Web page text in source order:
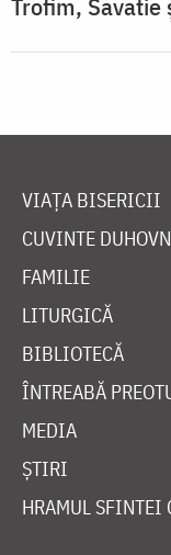
Trofim,
VIAȚA BISERICII
CUVINTE
FAMILIE
LITURGICĂ
BIBLIOTECĂ
ÎNTREABĂ
MEDIA
ȘTIRI
HRAMUL SFINTEI